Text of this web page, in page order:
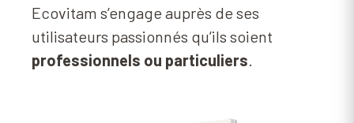
Ecovitam s’engage auprès de ses
utilisateurs passionnés qu’ils soient
professionnels ou particuliers.